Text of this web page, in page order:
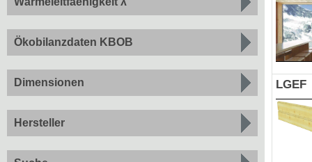
Ökobilanzdaten KBOB
Dimensionen
Hersteller
LGEF